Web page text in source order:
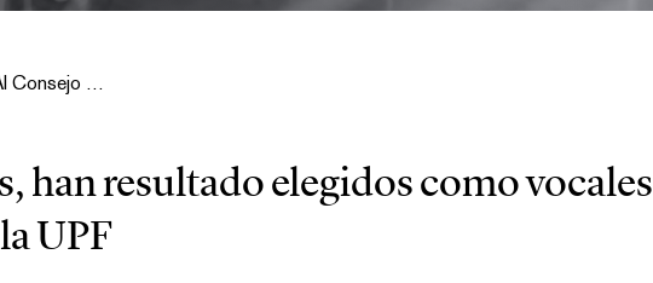
Celebradas Las Elecciones Al Consejo Fiscal
han resultado elegidos como vocales
UPF